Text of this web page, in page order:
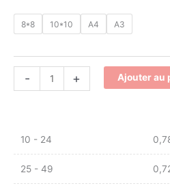
8*8 10*10 A4 A3
- + Ajouter au
10 - 24
25 - 49